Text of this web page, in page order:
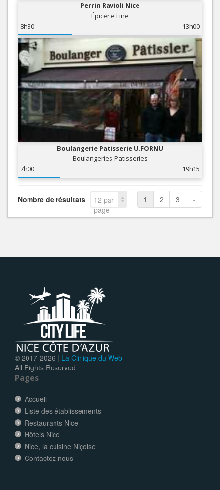
Perrin Ravioli Nice
Épicerie Fine
8h30
13h00
Boulangerie Patisserie U.FORNU
Boulangeries-Patisseries
7h00
19h15
Nombre de résultats
12 par
page
1 2 3 »
© 2017-2026 | La Clinique du Web
All Rights Reserved
Pages
Accueil
Liste des établissements
Restaurants Nice
Hôtels Nice
Nice, la cuisine Niçoise
Contactez nous